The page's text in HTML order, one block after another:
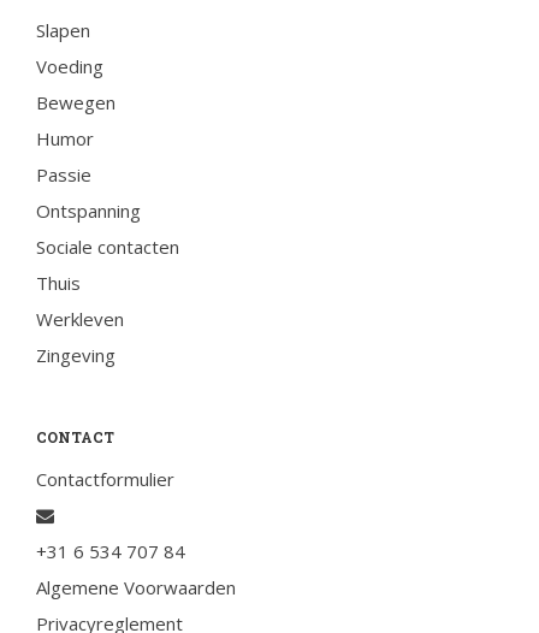
Slapen
Voeding
Bewegen
Humor
Passie
Ontspanning
Sociale contacten
Thuis
Werkleven
Zingeving
CONTACT
Contactformulier
+31 6 534 707 84
Algemene Voorwaarden
Privacyreglement